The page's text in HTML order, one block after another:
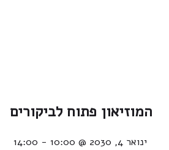
המוזיאון פתוח לביקורים
ינואר 4, 2030 @ 10:00 -
14:00